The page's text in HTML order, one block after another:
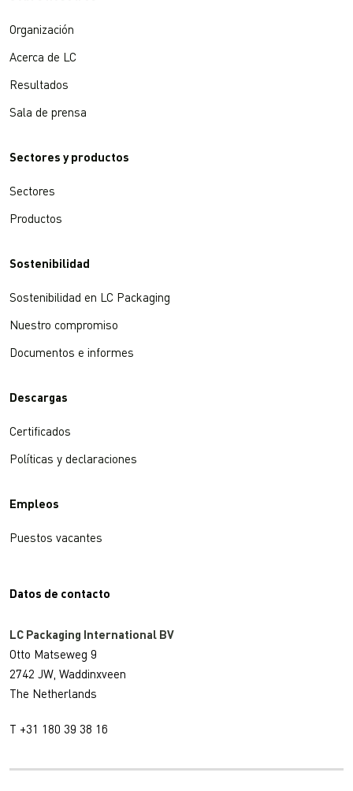
Organización
Acerca de LC
Resultados
Sala de prensa
Sectores y productos
Sectores
Productos
Sostenibilidad
Sostenibilidad en LC Packaging
Nuestro compromiso
Documentos e informes
Descargas
Certificados
Políticas y declaraciones
Empleos
Puestos vacantes
Datos de contacto
LC Packaging International BV
Otto Matseweg 9
2742 JW, Waddinxveen
The Netherlands
T +31 180 39 38 16